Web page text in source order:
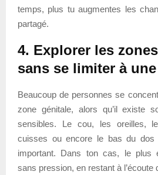
temps, plus tu augmentes les
partagé.
4. Explorer les
sans se limiter à
Beaucoup de personnes se
zone génitale, alors qu’il existe
sensibles. Le cou, les oreilles,
cuisses ou encore le bas du dos
important. Dans ton cas, le plus
sans pression, en restant à l’écoute